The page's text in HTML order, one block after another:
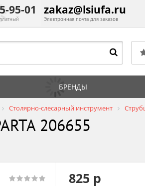
95-01 zakaz@lsiufa.ru
Электронная почта для заказов
БРЕНДЫ
Столярно-слесарный инструмент
206655
825 р